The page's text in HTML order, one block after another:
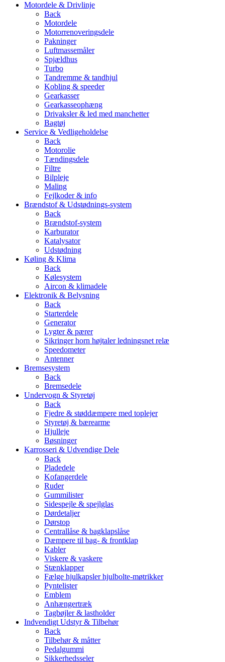
Motordele & Drivlinje
Back
Motordele
Motorrenoveringsdele
Pakninger
Luftmassemåler
Spjældhus
Turbo
Tandremme & tandhjul
Kobling & speeder
Gearkasser
Gearkasseophæng
Drivaksler & led med manchetter
Bagtøj
Service & Vedligeholdelse
Back
Motorolie
Tændingsdele
Filtre
Bilpleje
Maling
Fejlkoder & info
Brændstof & Udstødnings-system
Back
Brændstof-system
Karburator
Katalysator
Udstødning
Køling & Klima
Back
Kølesystem
Aircon & klimadele
Elektronik & Belysning
Back
Starterdele
Generator
Lygter & pærer
Sikringer horn højtaler ledningsnet relæ
Speedometer
Antenner
Bremsesystem
Back
Bremsedele
Undervogn & Styretøj
Back
Fjedre & støddæmpere med toplejer
Styretøj & bærearme
Hjulleje
Bøsninger
Karrosseri & Udvendige Dele
Back
Pladedele
Kofangerdele
Ruder
Gummilister
Sidespejle & spejlglas
Dørdetaljer
Dørstop
Centrallåse & bagklapslåse
Dæmpere til bag- & frontklap
Kabler
Viskere & vaskere
Stænklapper
Fælge hjulkapsler hjulbolte-møtrikker
Pyntelister
Emblem
Anhængertræk
Tagbøjler & lastholder
Indvendigt Udstyr & Tilbehør
Back
Tilbehør & måtter
Pedalgummi
Sikkerhedsseler